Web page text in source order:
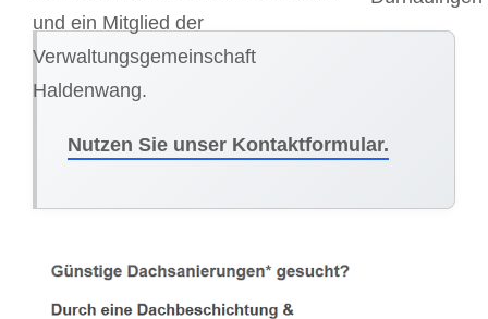
und ein Mitglied der
Verwaltungsgemeinschaft
Haldenwang.
Nutzen Sie unser Kontaktformular.